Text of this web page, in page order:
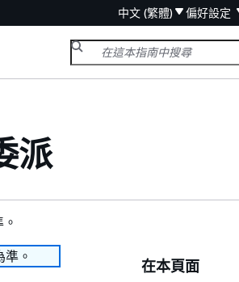
中文 (繁體) 偏好設定
派
。
在本頁面